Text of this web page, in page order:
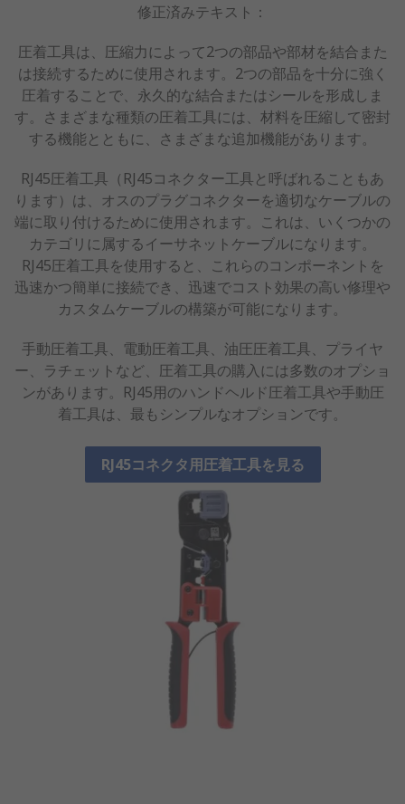
修正済みテキスト：
圧着工具は、圧縮力によって2つの部品や部材を結合また
は接続するために使用されます。2つの部品を十分に強く
圧着することで、永久的な結合またはシールを形成しま
す。さまざまな種類の圧着工具には、材料を圧縮して密封
する機能とともに、さまざまな追加機能があります。
RJ45圧着工具（RJ45コネクター工具と呼ばれることもあ
ります）は、オスのプラグコネクターを適切なケーブルの
端に取り付けるために使用されます。これは、いくつかの
カテゴリに属するイーサネットケーブルになります。
RJ45圧着工具を使用すると、これらのコンポーネントを
迅速かつ簡単に接続でき、迅速でコスト効果の高い修理や
カスタムケーブルの構築が可能になります。
手動圧着工具、電動圧着工具、油圧圧着工具、プライヤ
ー、ラチェットなど、圧着工具の購入には多数のオプショ
ンがあります。RJ45用のハンドヘルド圧着工具や手動圧
着工具は、最もシンプルなオプションです。
RJ45コネクタ用圧着工具を見る